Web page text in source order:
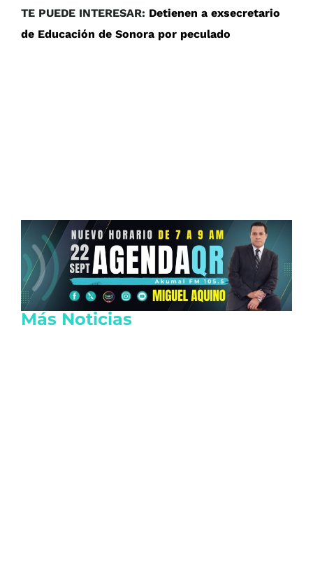
TE PUEDE INTERESAR: Detienen a exsecretario
de Educación de Sonora por peculado
Más Noticias